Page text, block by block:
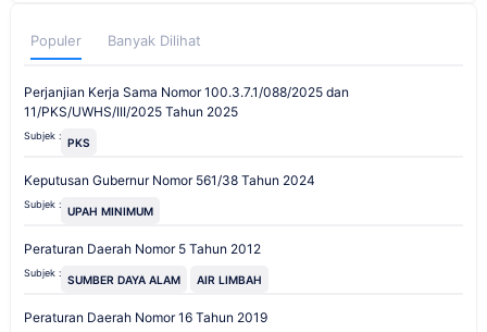
Populer Banyak Dilihat
Perjanjian Kerja Sama Nomor 100.3.7.1/088/2025 dan
11/PKS/UWHS/III/2025 Tahun 2025
Subjek : PKS
Keputusan Gubernur Nomor 561/38 Tahun 2024
Subjek : UPAH MINIMUM
Peraturan Daerah Nomor 5 Tahun 2012
Subjek : SUMBER DAYA ALAM AIR LIMBAH
Peraturan Daerah Nomor 16 Tahun 2019